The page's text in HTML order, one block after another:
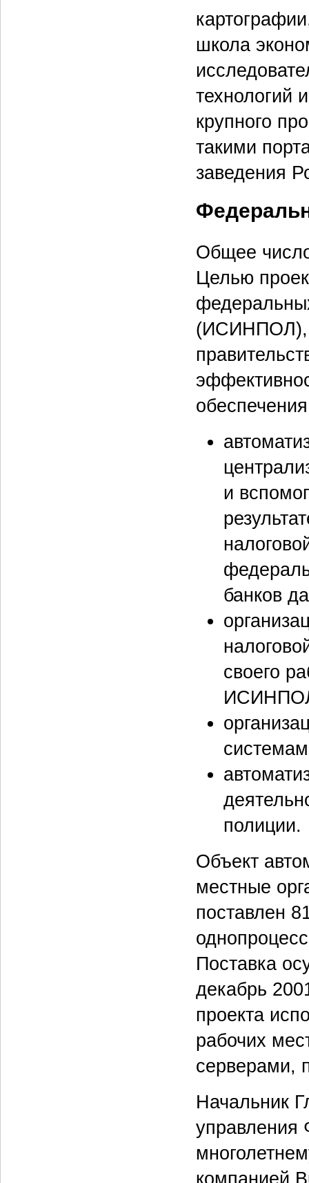
школа
технологий
крупного
такими
заведения
Общее
Целью
(ИСИНПОЛ),
и
банков
своего
полиции.
Объект
местные
поставлен
Поставка
декабрь
проекта
рабочих
серверами,
Начальник